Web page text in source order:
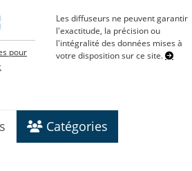
pour
Les diffuseurs ne peuvent garantir
l'exactitude, la précision ou
l'intégralité des données mises à
votre disposition sur ce site.
Catégories